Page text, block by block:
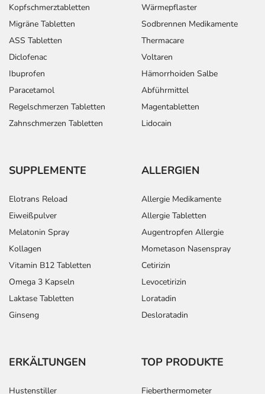
Kopfschmerztabletten
Migräne Tabletten
ASS Tabletten
Diclofenac
Ibuprofen
Paracetamol
Regelschmerzen Tabletten
Zahnschmerzen Tabletten
Wärmepflaster
Sodbrennen Medikamente
Thermacare
Voltaren
Hämorrhoiden Salbe
Abführmittel
Magentabletten
Lidocain
SUPPLEMENTE
Elotrans Reload
Eiweißpulver
Melatonin Spray
Kollagen
Vitamin B12 Tabletten
Omega 3 Kapseln
Laktase Tabletten
Ginseng
ALLERGIEN
Allergie Medikamente
Allergie Tabletten
Augentropfen Allergie
Mometason Nasenspray
Cetirizin
Levocetirizin
Loratadin
Desloratadin
ERKÄLTUNGEN
Hustenstiller
TOP PRODUKTE
Fieberthermometer